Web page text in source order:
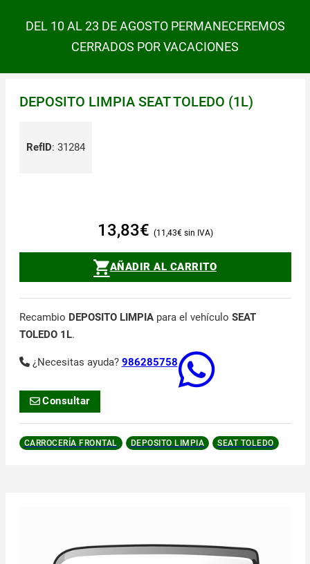
DEL 10 AL 23 DE AGOSTO PERMANECEREMOS
CERRADOS POR VACACIONES
DEPOSITO LIMPIA SEAT TOLEDO (1L)
RefID: 31284
13,83€ 11,43€
AÑADIR AL CARRITO
Recambio DEPOSITO LIMPIApara el vehículo SEAT
TOLEDO 1L.
¿Necesitas ayuda? 986285758
Consultar
CARROCERÍA FRONTAL DEPOSITO LIMPIA SEAT TOLEDO